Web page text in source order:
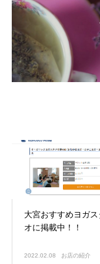
大宮おすすめヨガス
オに掲載中！！
2022.02.08 お店の紹介